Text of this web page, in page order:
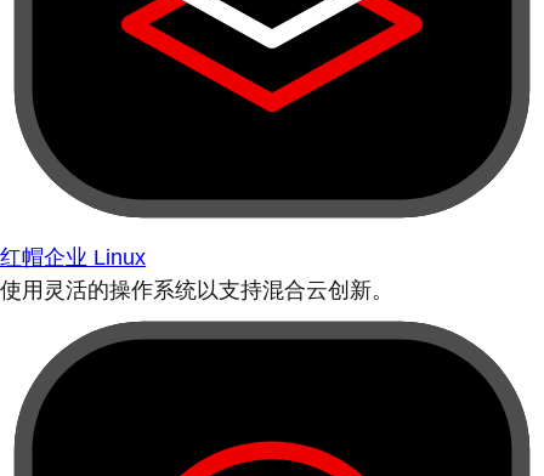
红帽企业 Linux
使用灵活的操作系统以支持混合云创新。